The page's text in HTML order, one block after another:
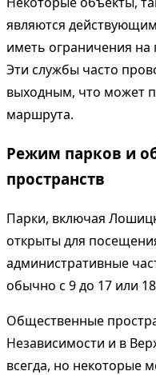
являются
иметь ограничения
Эти службы часто
выходным, что может
маршрута.
Режим парков и
пространств
Парки, включая
открыты для
административные
обычно с 9 до 17 или
Общественные
Независимости и в
всегда, но некоторые